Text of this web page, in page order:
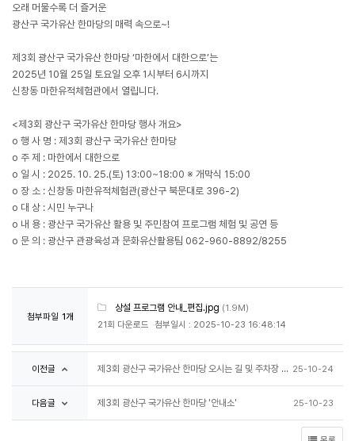
오래 머물수록 더 즐거운
광산구 국가유산 한마당의 매력 속으로~!
제3회 광산구 국가유산 한마당 ‘마한에서 대한으로’는
2025년 10월 25일 토요일 오후 1시부터 6시까지
신창동 마한유적체험관에서 열립니다.
<제3회 광산구 국가유산 한마당 행사 개요>
o 행 사 명 : 제3회 광산구 국가유산 한마당
o 주 제 : 마한에서 대한으로
o 일 시 : 2025. 10. 25.(토) 13:00~18:00 ※ 개막식 15:00
o 장 소 : 신창동 마한유적체험관(광산구 북문대로 396-2)
o 대 상 : 시민 누구나
o 내 용 : 광산구 국가유산 활용 및 주민참여 프로그램 체험 및 공연 등
o 문 의 : 광산구 관광육성과 문화유산활용팀 062-960-8892/8255
첨부파일 1개
상설 프로그램 안내_편집.jpg (1.9M)
21회 다운로드 첨부일시 : 2025-10-23 16:48:14
이전글 제3회 광산구 국가유산 한마당 오시는 길 및 주차장 안내 25-10-24
다음글 제3회 광산구 국가유산 한마당 '안내소' 25-10-23